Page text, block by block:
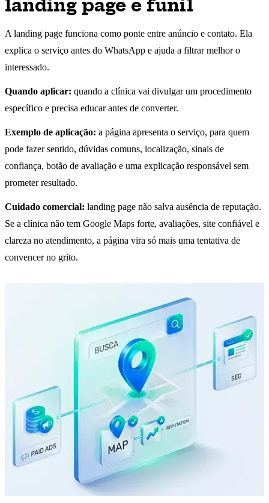
landing page e funil
A landing page funciona como ponte entre anúncio e contato. Ela
explica o serviço antes do WhatsApp e ajuda a filtrar melhor o
interessado.
Quando aplicar: quando a clínica vai divulgar um procedimento
específico e precisa educar antes de converter.
Exemplo de aplicação: a página apresenta o serviço, para quem
pode fazer sentido, dúvidas comuns, localização, sinais de
confiança, botão de avaliação e uma explicação responsável sem
prometer resultado.
Cuidado comercial: landing page não salva ausência de reputação.
Se a clínica não tem Google Maps forte, avaliações, site confiável e
clareza no atendimento, a página vira só mais uma tentativa de
convencer no grito.